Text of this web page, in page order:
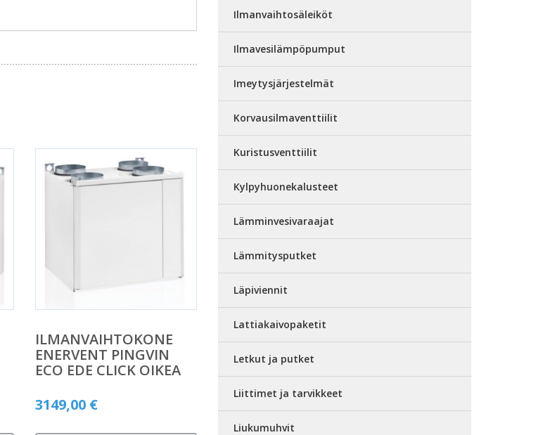
ILMANVAIHTOKONE
ENERVENT PINGVIN
ECO EDE CLICK OIKEA
3149,00 €
Ilmanvaihtosäleiköt
Ilmavesilämpöpumput
Imeytysjärjestelmät
Korvausilmaventtiilit
Kuristusventtiilit
Kylpyhuonekalusteet
Lämminvesivaraajat
Lämmitysputket
Läpiviennit
Lattiakaivopaketit
Letkut ja putket
Liittimet ja tarvikkeet
Liukumuhvit